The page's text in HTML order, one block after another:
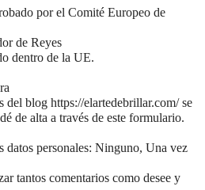
por el Comité Europeo de
de Reyes
dentro de la UE.
del blog https://elartedebrillar.com/ se
de alta a través de este formulario.
datos personales: Ninguno, Una vez
tantos comentarios como desee y